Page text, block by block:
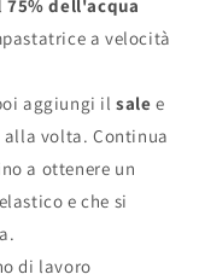
75% dell'acqua
a velocità
aggiungi ilsale e
volta. Continua
a ottenere un
e che si
di lavoro